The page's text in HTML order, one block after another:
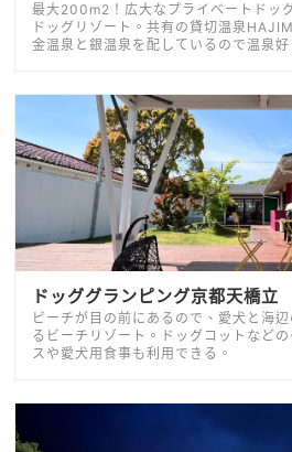
最大200m2！広大なプライベートドッ
ドッグリゾート。共有の貸切温泉
金温泉と銀温泉を配しているので温泉好
ドッググランピング京都天橋立
ビーチが目の前にあるので、愛犬と海
るビーチリゾート。ドッグコットなど
スや愛犬用食事も利用できる。